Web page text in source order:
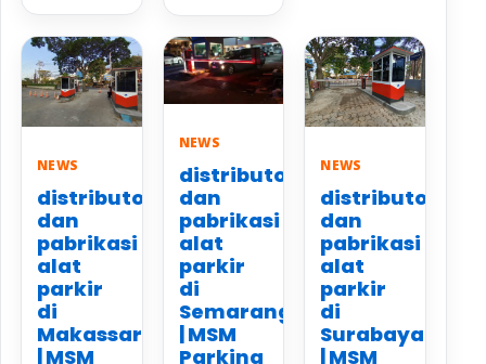
NEWS
distributor
dan
pabrikasi
alat
parkir
di
Makassar
| MSM
NEWS
distributor
dan
pabrikasi
alat
parkir
di
Semarang
| MSM
Parking
NEWS
distributor
dan
pabrikasi
alat
parkir
di
Surabaya
| MSM